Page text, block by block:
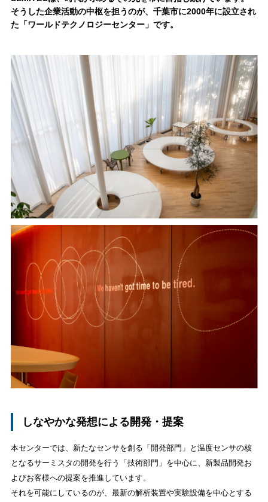
そうした企業活動の中枢を担うのが、 千葉市に2000年に設立され
た「ワールドテクノロジーセンター」です。
しなやかな発想による開発・提案
本センターでは、新たなセンサを創る「開発部門」と温度センサの核
となるサーミスタの開発を行う「技術部門」を中心に、新製品開発お
よびお客様への提案を推進しています。
それを可能にしているのが、最新の解析装置や実験設備を中心とする